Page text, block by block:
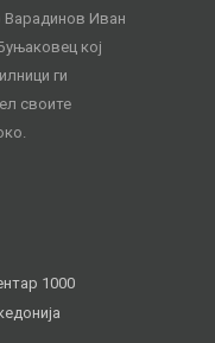
Варадинов Иван
кој
ги
своите
1000